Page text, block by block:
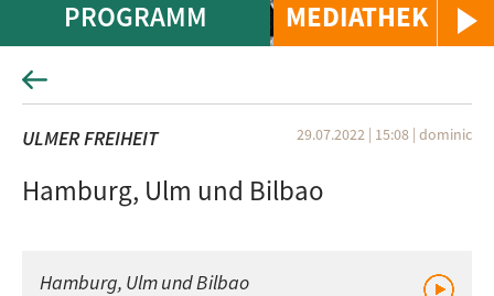
MEDIATHEK
PROGRAMM
ULMER FREIHEIT 29.07.2022 | 15:08 | dominic
Hamburg, Ulm und Bilbao
Hamburg, Ulm und Bilbao